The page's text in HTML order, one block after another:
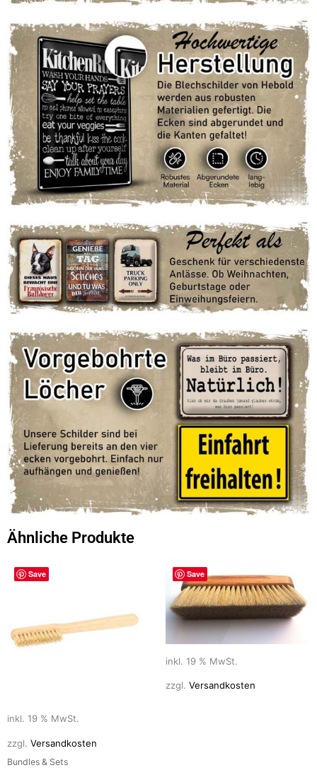
Ähnliche Produkte
Save
inkl. 19 % MwSt.
zzgl. Versandkosten
Bundles & Sets
Save
inkl. 19 % MwSt.
zzgl. Versandkosten